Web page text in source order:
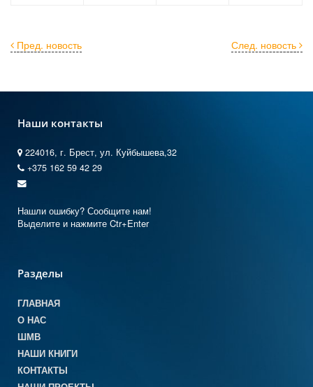
След. новость
Пред. новость
Наши контакты
224016, г. Брест, ул. Куйбышева,32
+375 162 59 42 29
Нашли ошибку? Сообщите нам!
Выделите и нажмите Ctr+Enter
Разделы
ГЛАВНАЯ
О НАС
ШМВ
НАШИ КНИГИ
КОНТАКТЫ